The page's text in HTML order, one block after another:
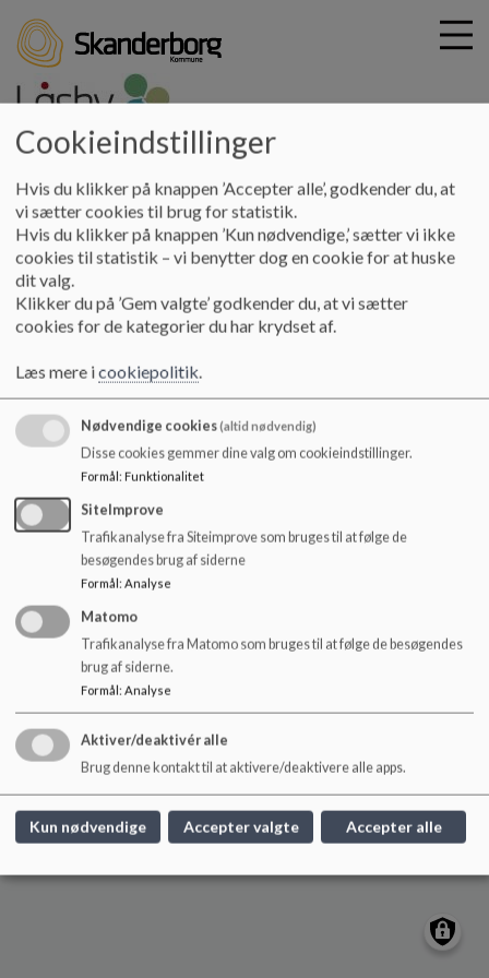
i
laasby-skole
Praktisk info Nøgletal
Nøgletal
Nøgle tal kan ses her:
https://www.uddannelsesstatistik.dk/pages/institutio
ns/737003.aspx/
Låsby Skole
Skolevej 10, 8670 Låsby
laasbyskole@skanderborg.dk
+45 87942750
EAN NR. 5798005707301
Sitemap
Cookie politik
Cookieindstillinger
Hvis du klikker på knappen ’Accepter alle’, godkender du, at
vi sætter cookies til brug for statistik.
Hvis du klikker på knappen ’Kun nødvendige,’ sætter vi ikke
cookies til statistik – vi benytter dog en cookie for at huske
dit valg.
Klikker du på ’Gem valgte’ godkender du, at vi sætter
cookies for de kategorier du har krydset af.
Læs mere icookiepolitik.
Nødvendige cookies(altid nødvendig)
Disse cookies gemmer dine valg om cookieindstillinger.
Formål: Funktionalitet
SiteImprove
Trafikanalyse fra Siteimprove som bruges til at følge de
besøgendes brug af siderne
Formål: Analyse
Matomo
Trafikanalyse fra Matomo som bruges til at følge de besøgendes
brug af siderne.
Formål: Analyse
Aktiver/deaktivér alle
Brug denne kontakt til at aktivere/deaktivere alle apps.
Kun nødvendige Accepter valgte Accepter alle